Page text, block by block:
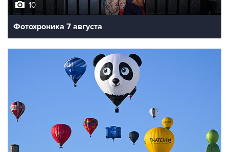
10
Фотохроника 7 августа